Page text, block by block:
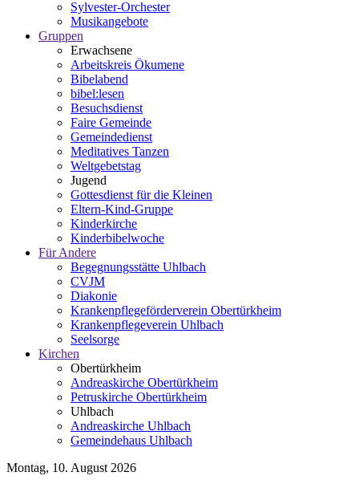
Sylvester-Orchester
Musikangebote
Gruppen
Erwachsene
Arbeitskreis Ökumene
Bibelabend
bibel:lesen
Besuchsdienst
Faire Gemeinde
Gemeindedienst
Meditatives Tanzen
Weltgebetstag
Jugend
Gottesdienst für die Kleinen
Eltern-Kind-Gruppe
Kinderkirche
Kinderbibelwoche
Für Andere
Begegnungsstätte Uhlbach
CVJM
Diakonie
Krankenpflegeförderverein Obertürkheim
Krankenpflegeverein Uhlbach
Seelsorge
Kirchen
Obertürkheim
Andreaskirche Obertürkheim
Petruskirche Obertürkheim
Uhlbach
Andreaskirche Uhlbach
Gemeindehaus Uhlbach
Montag, 10. August 2026